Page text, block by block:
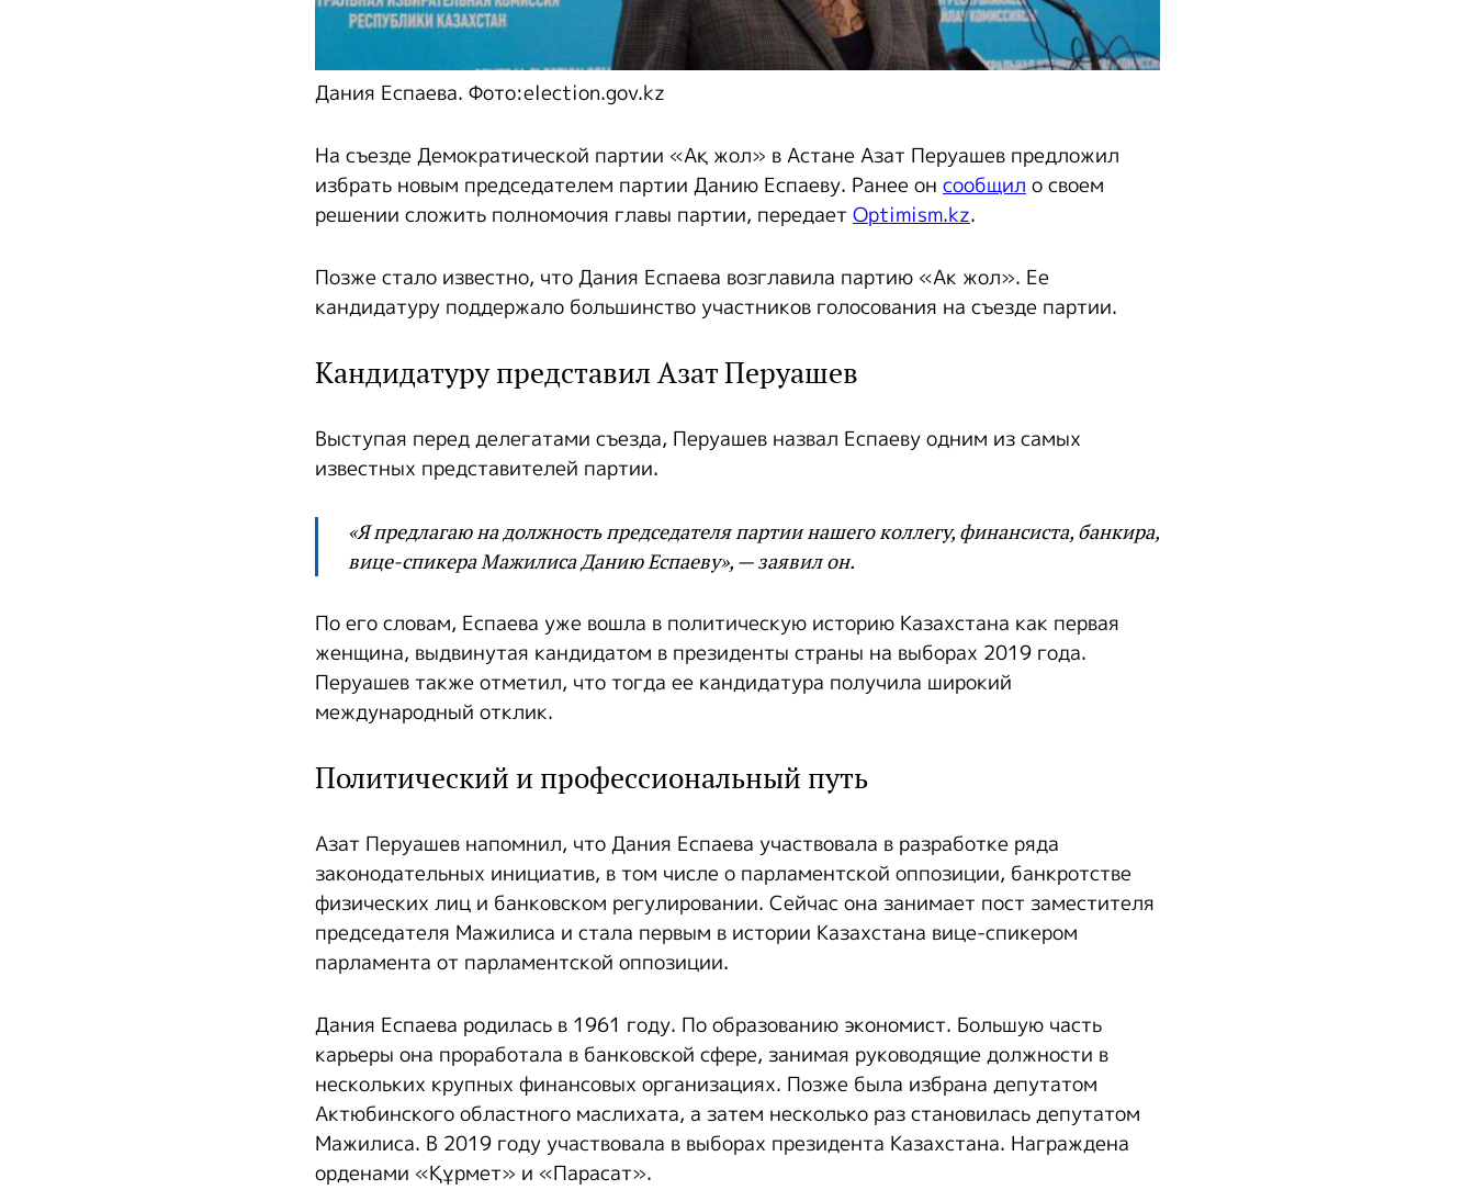
Дания Еспаева. Фото:election.gov.kz
На съезде Демократической партии «Ақ жол» в Астане Азат Перуашев предложил
избрать новым председателем партии Данию Еспаеву. Ранее он сообщило своем
решении сложить полномочия главы партии, передает Optimism.kz.
Позже стало известно, что Дания Еспаева возглавила партию «Ак жол». Ее
кандидатуру поддержало большинство участников голосования на съезде партии.
Кандидатуру представил Азат Перуашев
Выступая перед делегатами съезда, Перуашев назвал Еспаеву одним из самых
известных представителей партии.
«Я предлагаю на должность председателя партии нашего коллегу, финансиста, банкира,
вице-спикера Мажилиса Данию Еспаеву», — заявил он.
По его словам, Еспаева уже вошла в политическую историю Казахстана как первая
женщина, выдвинутая кандидатом в президенты страны на выборах 2019 года.
Перуашев также отметил, что тогда ее кандидатура получила широкий
международный отклик.
Политический и профессиональный путь
Азат Перуашев напомнил, что Дания Еспаева участвовала в разработке ряда
законодательных инициатив, в том числе о парламентской оппозиции, банкротстве
физических лиц и банковском регулировании. Сейчас она занимает пост заместителя
председателя Мажилиса и стала первым в истории Казахстана вице-спикером
парламента от парламентской оппозиции.
Дания Еспаева родилась в 1961 году. По образованию экономист. Большую часть
карьеры она проработала в банковской сфере, занимая руководящие должности в
нескольких крупных финансовых организациях. Позже была избрана депутатом
Актюбинского областного маслихата, а затем несколько раз становилась депутатом
Мажилиса. В 2019 году участвовала в выборах президента Казахстана. Награждена
орденами «Құрмет» и «Парасат».